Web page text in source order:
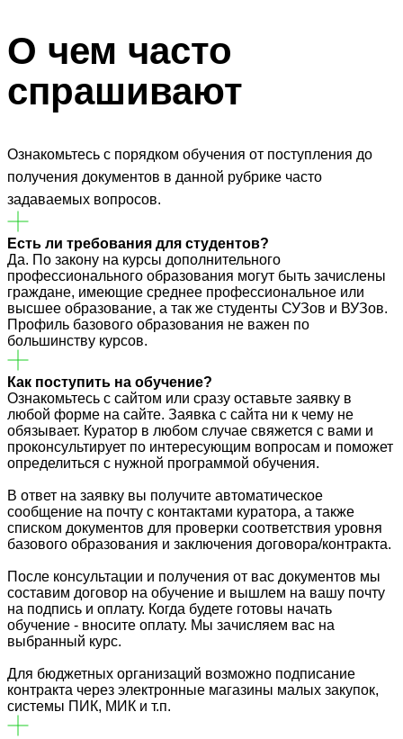
О чем часто
спрашивают
Ознакомьтесь с порядком обучения от поступления до
получения документов в данной рубрике часто
задаваемых вопросов.
Есть ли требования для студентов?
Да. По закону на курсы дополнительного
профессионального образования могут быть зачислены
граждане, имеющие среднее профессиональное или
высшее образование, а так же студенты СУЗов и ВУЗов.
Профиль базового образования не важен по
большинству курсов.
Как поступить на обучение?
Ознакомьтесь с сайтом или сразу оставьте заявку в
любой форме на сайте. Заявка с сайта ни к чему не
обязывает. Куратор в любом случае свяжется с вами и
проконсультирует по интересующим вопросам и поможет
определиться с нужной программой обучения.
В ответ на заявку вы получите автоматическое
сообщение на почту с контактами куратора, а также
списком документов для проверки соответствия уровня
базового образования и заключения договора/контракта.
После консультации и получения от вас документов мы
составим договор на обучение и вышлем на вашу почту
на подпись и оплату. Когда будете готовы начать
обучение - вносите оплату. Мы зачисляем вас на
выбранный курс.
Для бюджетных организаций возможно подписание
контракта через электронные магазины малых закупок,
системы ПИК, МИК и т.п.